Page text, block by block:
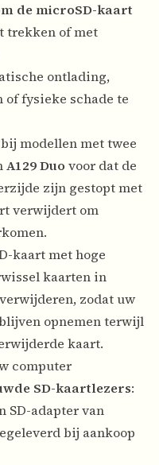
de microSD-kaart
trekken of met
ontlading,
fysieke schade te
modellen met twee
A129 Duo voor dat de
zijn gestopt met
verwijdert om
kaart met hoge
kaarten in
zodat uw
opnemen terwijl
kaart.
computer
SD-kaartlezers:
SD-adapter van
bij aankoop